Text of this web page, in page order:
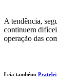
A tendência,
continuem
operação das
Leia também: